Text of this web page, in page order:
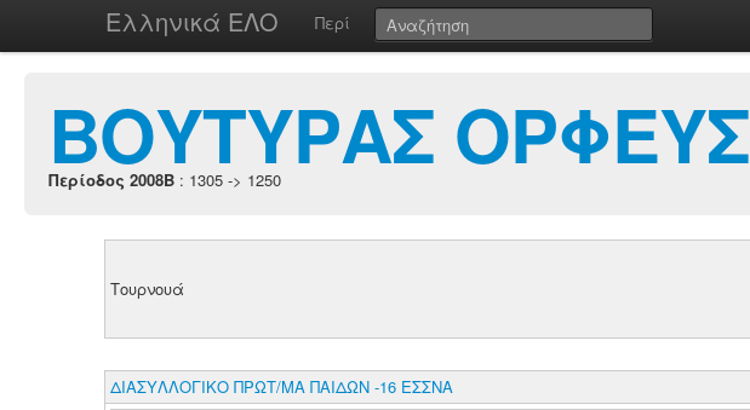
Ελληνικά ΕΛΟ Περί
ΒΟΥΤΥΡΑΣ ΟΡΦΕΥΣ
Περίοδος 2008B : 1305 -> 1250
Τουρνουά
ΔΙΑΣΥΛΛΟΓΙΚΟ ΠΡΩΤ/ΜΑ ΠΑΙΔΩΝ -16 ΕΣΣΝΑ